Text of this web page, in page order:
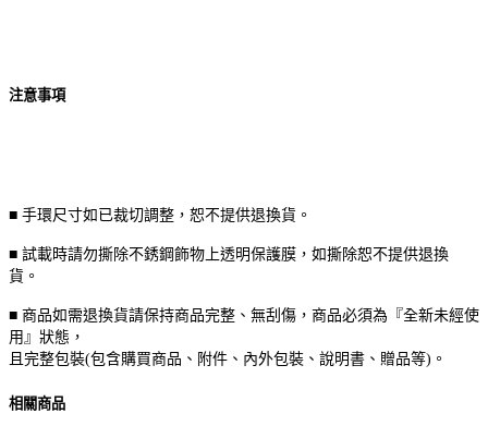
注意事項
■ 手環尺寸如已裁切調整，恕不提供退換貨。
■ 試載時請勿撕除不銹鋼飾物上透明保護膜，如撕除恕不提供退換
貨。
■ 商品如需退換貨請保持商品完整、無刮傷，商品必須為『全新未經使
用』狀態，
且完整包裝(包含購買商品、附件、內外包裝、說明書、贈品等)。
相關商品